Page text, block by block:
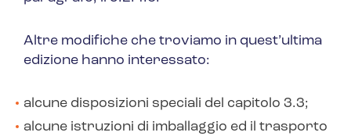
Altre modifiche che troviamo in quest’ultima
edizione hanno interessato:
alcune disposizioni speciali del capitolo 3.3;
alcune istruzioni di imballaggio ed il trasporto